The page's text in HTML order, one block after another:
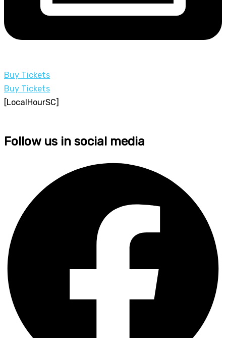
Buy Tickets
Buy Tickets
[LocalHourSC]
Follow us in social media